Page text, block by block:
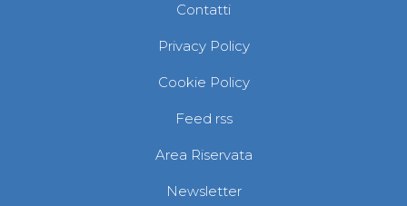
Contatti
Privacy Policy
Cookie Policy
Feed rss
Area Riservata
Newsletter